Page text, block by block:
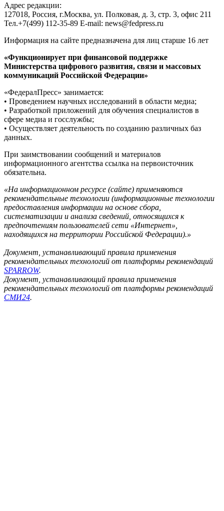
Адрес редакции:
127018, Россия, г.Москва, ул. Полковая, д. 3, стр. 3, офис 211
Тел.+7(499) 112-35-89 E-mail: news@fedpress.ru
Информация на сайте предназначена для лиц старше 16 лет
«Функционирует при финансовой поддержке
Министерства цифрового развития, связи и массовых
коммуникаций Российской Федерации»
«ФедералПресс» занимается:
• Проведением научных исследований в области медиа;
• Разработкой приложений для обучения специалистов в
сфере медиа и госслужбы;
• Осуществляет деятельность по созданию различных баз
данных.
При заимствовании сообщений и материалов
информационного агентства ссылка на первоисточник
обязательна.
«На информационном ресурсе (сайте) применяются
рекомендательные технологии (информационные технологии
предоставления информации на основе сбора,
систематизации и анализа сведений, относящихся к
предпочтениям пользователей сети «Интернет»,
находящихся на территории Российской Федерации).»
Документ, устанавливающий правила применения
рекомендательных технологий от платформы рекомендаций
SPARROW.
Документ, устанавливающий правила применения
рекомендательных технологий от платформы рекомендаций
СМИ24.